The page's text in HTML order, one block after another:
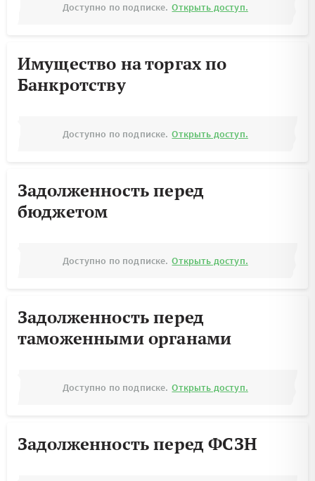
Доступно по подписке. Открыть доступ.
Имущество на торгах по
Банкротству
Доступно по подписке. Открыть доступ.
Задолженность перед
бюджетом
Доступно по подписке. Открыть доступ.
Задолженность перед
таможенными органами
Доступно по подписке. Открыть доступ.
Задолженность перед ФСЗН